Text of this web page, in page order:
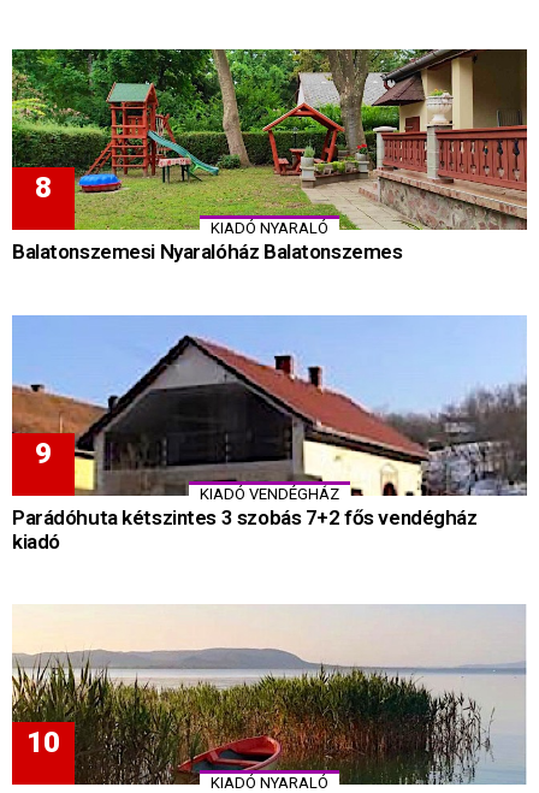
KIADÓ NYARALÓ
Balatonszemesi Nyaralóház Balatonszemes
KIADÓ VENDÉGHÁZ
Parádóhuta kétszintes 3 szobás 7+2 fős vendégház
kiadó
KIADÓ NYARALÓ